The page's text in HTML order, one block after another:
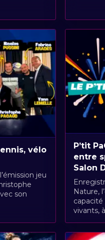
vélo
jeu
son
P’tit
entre
Salon
Nature,
vivants,